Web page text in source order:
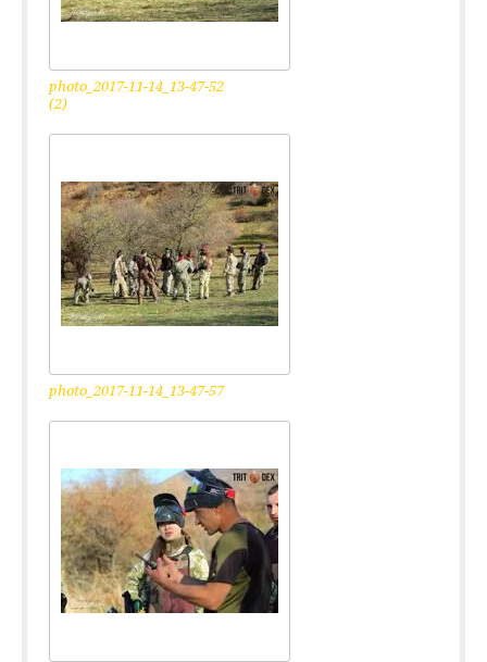
photo_2017-11-14_13-47-52
(2)
photo_2017-11-14_13-47-57